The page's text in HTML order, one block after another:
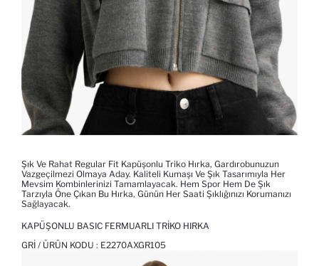
Şık Ve Rahat Regular Fit Kapüşonlu Triko Hırka, Gardırobunuzun
Vazgeçilmezi Olmaya Aday. Kaliteli Kumaşı Ve Şık Tasarımıyla Her
Mevsim Kombinlerinizi Tamamlayacak. Hem Spor Hem De Şık
Tarzıyla Öne Çıkan Bu Hırka, Günün Her Saati Şıklığınızı Korumanızı
Sağlayacak.
KAPÜŞONLU BASIC FERMUARLI TRIKO HIRKA
GRI / ÜRÜN KODU : E2270AXGR105